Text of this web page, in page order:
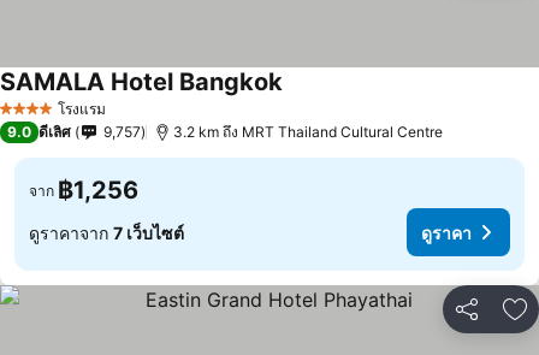
4 ดาว โรงแรม
SAMALA Hotel Bangkok
9.0 ดีเลิศ 9,757 3.2 km ถึง MRT Thailand Cultural Centre
จาก ฿1,256
ดูราคาจาก 7 เว็บไซต์ ดูราคา
แชร์ เ